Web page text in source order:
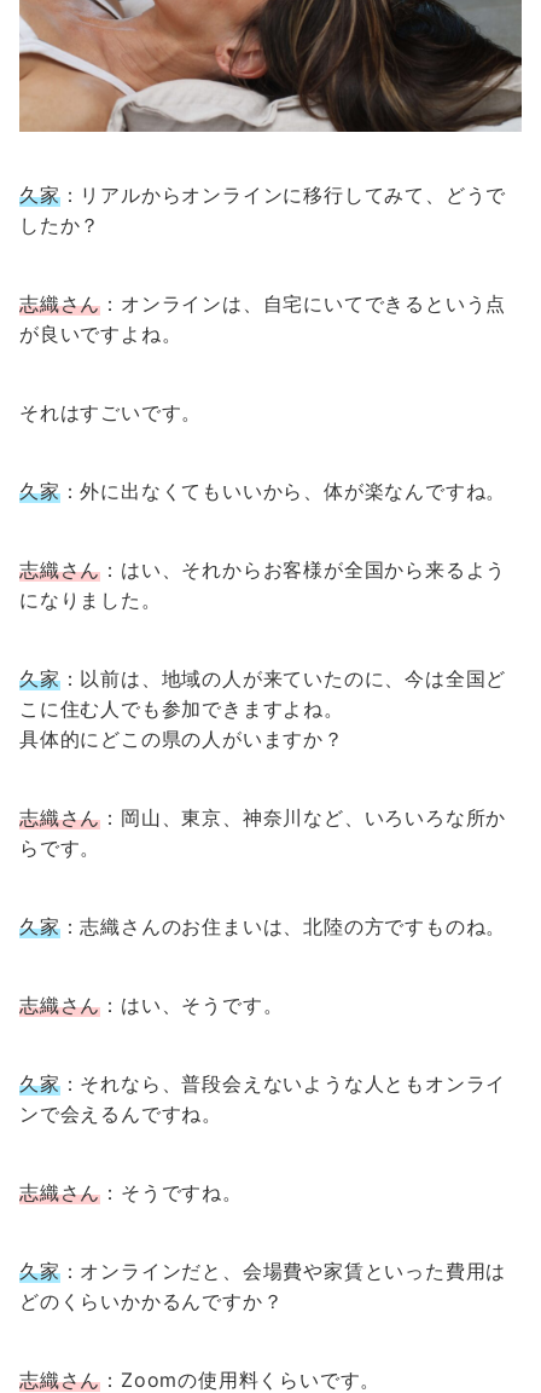
久家：リアルからオンラインに移行してみて、どうで
したか？
志織さん ：オンラインは、自宅にいてできるという点
が良いですよね。
それはすごいです。
久家：外に出なくてもいいから、体が楽なんですね。
志織さん ：はい、それからお客様が全国から来るよう
になりました。
久家：以前は、地域の人が来ていたのに、今は全国ど
こに住む人でも参加できますよね。
具体的にどこの県の人がいますか？
志織さん ：岡山、東京、神奈川など、いろいろな所か
らです。
久家：志織さんのお住まいは、北陸の方ですものね。
志織さん ：はい、そうです。
久家：それなら、普段会えないような人ともオンライ
ンで会えるんですね。
志織さん ：そうですね。
久家：オンラインだと、会場費や家賃といった費用は
どのくらいかかるんですか？
志織さん ：Zoomの使用料くらいです。